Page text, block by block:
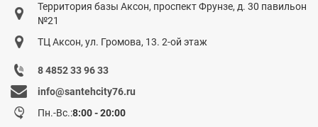
Территория базы Аксон, проспект Фрунзе, д. 30 павильон
№21
ТЦ Аксон, ул. Громова, 13. 2-ой этаж
8 4852 33 96 33
info@santehcity76.ru
Пн.-Вс.:8:00 - 20:00